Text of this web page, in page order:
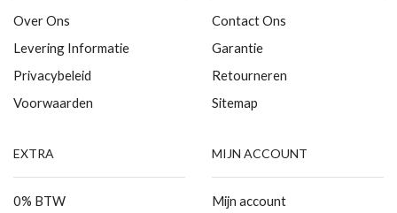
Over Ons
Levering Informatie
Privacybeleid
Voorwaarden
Contact Ons
Garantie
Retourneren
Sitemap
EXTRA
0% BTW
MIJN ACCOUNT
Mijn account